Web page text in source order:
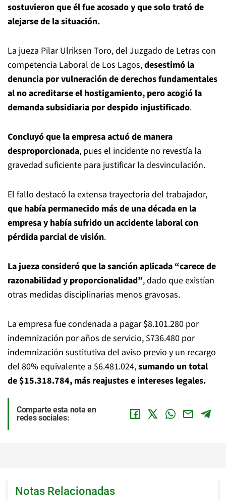
sostuvieron que él fue acosado y que solo trató de
alejarse de la situación.
La jueza Pilar Ulriksen Toro, del Juzgado de Letras con
competencia Laboral de Los Lagos,desestimó la
denuncia por vulneración de derechos fundamentales
al no acreditarse el hostigamiento, pero acogió la
demanda subsidiaria por despido injustificado.
Concluyó que la empresa actuó de manera
desproporcionada, pues el incidente no revestía la
gravedad suficiente para justificar la desvinculación.
El fallo destacó la extensa trayectoria del trabajador,
que había permanecido más de una década en la
empresa y había sufrido un accidente laboral con
pérdida parcial de visión.
La jueza consideró que la sanción aplicada “carece de
razonabilidad y proporcionalidad”, dado que existían
otras medidas disciplinarias menos gravosas.
La empresa fue condenada a pagar $8.101.280 por
indemnización por años de servicio, $736.480 por
indemnización sustitutiva del aviso previo y un recargo
del 80% equivalente a $6.481.024,sumando un total
de $15.318.784, más reajustes e intereses legales.
Comparte esta nota en
redes sociales:
Notas Relacionadas